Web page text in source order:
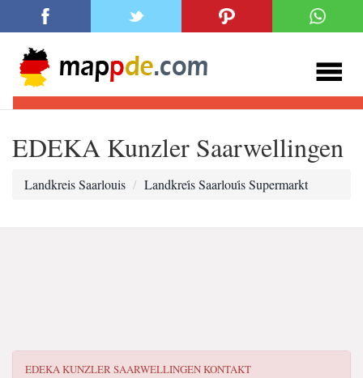
EDEKA Kunzler Saarwellingen
Landkreis Saarlouis Landkrei̇s Saarloui̇s Supermarkt
EDEKA KUNZLER SAARWELLINGENKONTAKT